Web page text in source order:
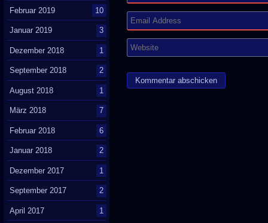
Februar 2019 10
Januar 2019 3
Dezember 2018 1
September 2018 2
August 2018 1
März 2018 7
Februar 2018 6
Januar 2018 2
Dezember 2017 1
September 2017 2
April 2017 1